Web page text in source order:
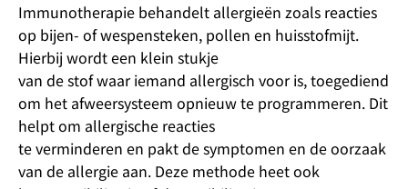
Immunotherapie behandelt allergieën zoals reacties
op bijen- of wespensteken, pollen en huisstofmijt.
Hierbij wordt een klein stukje
van de stof waar iemand allergisch voor is, toegediend
om het afweersysteem opnieuw te programmeren. Dit
helpt om allergische reacties
te verminderen en pakt de symptomen en de oorzaak
van de allergie aan. Deze methode heet ook